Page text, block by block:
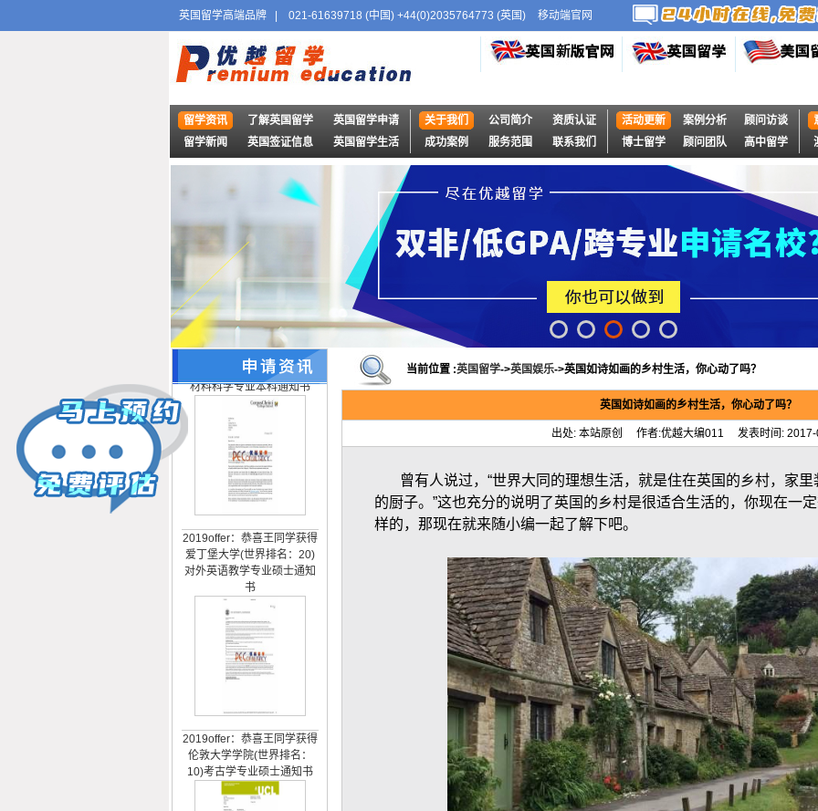
英国留学高端品牌 021-61639718 (中国) +44(0)2035764773 (英国) 移动端官网
留学资讯 了解英国留学
英国留学申请
留学新闻
英国签证信息 英国留学生活
关于我们 公司简介
资质认证
成功案例
服务范围 联系我们
活动更新 案例分析
顾问访谈
博士留学
顾问团队 高中留学
牛津大学(世界排名：4)土木
工程方向博士通知书
2019offer：恭喜吴同学获得
牛津大学（世界排名：4）
材料科学专业本科通知书
爱丁堡大学(世界排名：20)
对外英语教学专业硕士通知
书
伦敦大学学院(世界排名：
10)考古学专业硕士通知书
当前位置 :英国留学->英国娱乐->英国如诗如画的乡村生活，你心动了吗？
英国如诗如画的乡村生活，你心动了吗？
出处: 本站原创 作者:优越大编011 发表时间: 2017-
曾有人说过，“世界大同的理想生活，就是住在英国的乡村，家里
的厨子。”这也充分的说明了英国的乡村是很适合生活的，你现在一
样的，那现在就来随小编一起了解下吧。